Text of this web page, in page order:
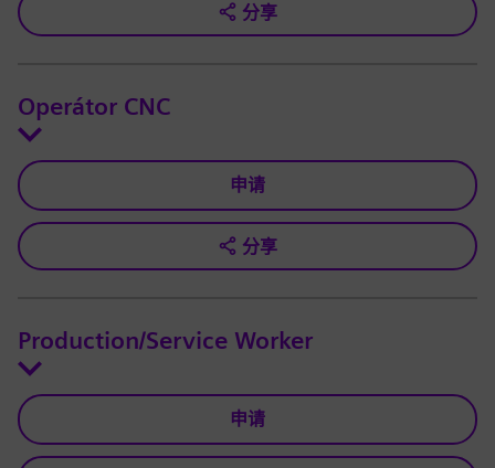
分享
Operátor CNC
申请
分享
Production/Service Worker
申请